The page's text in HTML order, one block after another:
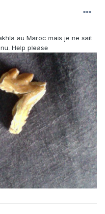
au Maroc mais je ne sait
Help please